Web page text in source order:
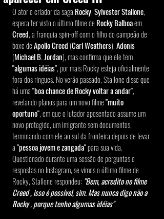
O ator e criador da saga Rocky, Sylvester Stallone,
espera ter visto o último filme de Rocky Balboa em
Creed, a franquia spin-off com o filho do campeão de
boxe de Apollo Creed (Carl Weathers), Adonis
(Michael B. Jordan), mas confirma que ele tem
"algumas idéias", por mais Rocky esteja oficialmente
fora dos ringues. No verão passado, Stallone disse que
há uma "boa chance de Rocky voltar a andar",
revelando planos para um novo filme "muito
oportuno", em que o lutador aposentado assume um
novo protegido, um imigrante sem documentos,
terminando com ele ao sul da fronteira depois de levar
a "pessoa jovem e zangada" para sua vida.
Questionado durante uma sessão de perguntas e
respostas no Instagram, se vimos o último filme de
Rocky, Stallone respondeu: "Bem, acredito no filme
Creed , isso é possível, sim. Mas nunca digo não a
Rocky , porque tenho algumas idéias".